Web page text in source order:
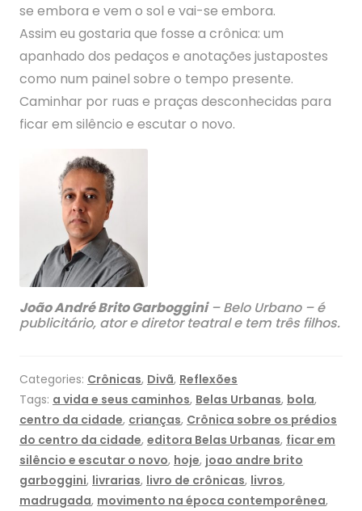
se embora e vem o sol e vai-se embora.
Assim eu gostaria que fosse a crônica: um
apanhado dos pedaços e anotações justapostes
como num painel sobre o tempo presente.
Caminhar por ruas e praças desconhecidas para
ficar em silêncio e escutar o novo.
João André Brito Garboggini– Belo Urbano – é
publicitário, ator e diretor teatral e tem três filhos.
Categories: Crônicas, Divã, Reflexões
Tags: a vida e seus caminhos, Belas Urbanas, bola,
centro da cidade, crianças, Crônica sobre os prédios
do centro da cidade, editora Belas Urbanas, ficar em
silêncio e escutar o novo, hoje, joao andre brito
garboggini, livrarias, livro de crônicas, livros,
madrugada, movimento na época contemporênea,